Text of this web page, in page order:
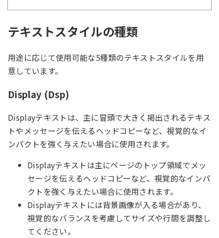
テキストスタイルの種類
用途に応じて使用可能な5種類のテキストスタイルを用
意しています。
Display (Dsp)
Displayテキストは、主に冒頭で大きく掲出されるテキス
トやメッセージを伝えるヘッドコピーなど、視覚的なイ
ンパクトを強く与えたい場合に使用されます。
Displayテキストは主にページのトップ領域でメッ
セージを伝えるヘッドコピーなど、視覚的なインパ
クトを強く与えたい場合に使用されます。
Displayテキストには背景画像が入る場合があり、
視覚的なバランスを考慮してサイズや行間を調整し
てください。